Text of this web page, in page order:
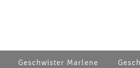
Geschwister Marlene